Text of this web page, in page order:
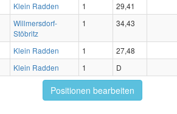
Klein Radden 1
29,41
Willmersdorf-
Stöbritz
1 34,43
Klein Radden 1
27,48
Klein Radden 1 D
Positionen bearbeiten